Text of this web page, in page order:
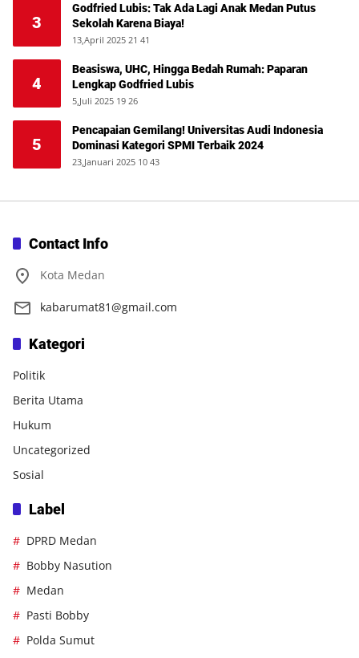
3
Godfried Lubis: Tak Ada Lagi Anak Medan Putus
Sekolah Karena Biaya!
13,April 2025 21 41
4
Beasiswa, UHC, Hingga Bedah Rumah: Paparan
Lengkap Godfried Lubis
5,Juli 2025 19 26
5
Pencapaian Gemilang! Universitas Audi Indonesia
Dominasi Kategori SPMI Terbaik 2024
23,Januari 2025 10 43
Contact Info
Kota Medan
kabarumat81@gmail.com
Kategori
Politik
Berita Utama
Hukum
Uncategorized
Sosial
Label
DPRD Medan
Bobby Nasution
Medan
Pasti Bobby
Polda Sumut